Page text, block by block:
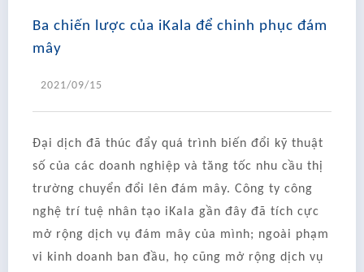
Ba chiến lược của iKala để chinh phục đám
mây
2021/09/15
Đại dịch đã thúc đẩy quá trình biến đổi kỹ thuật
số của các doanh nghiệp và tăng tốc nhu cầu thị
trường chuyển đổi lên đám mây. Công ty công
nghệ trí tuệ nhân tạo iKala gần đây đã tích cực
mở rộng dịch vụ đám mây của mình; ngoài phạm
vi kinh doanh ban đầu, họ cũng mở rộng dịch vụ